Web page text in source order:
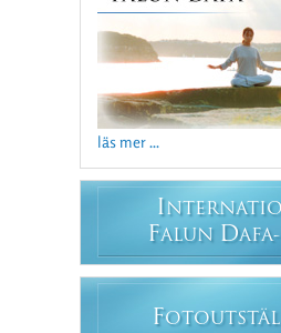
läs mer ...
I
FALUN D
F